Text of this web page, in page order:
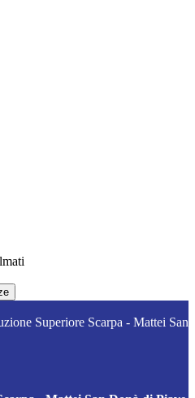
Superiore Scarpa - Mattei San